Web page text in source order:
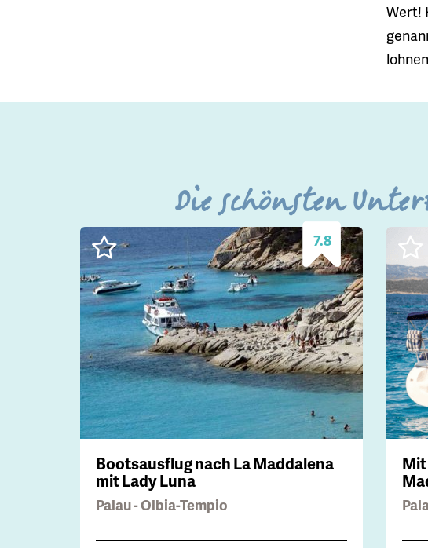
Wert!
Die schönsten
7.8
Bootsausflug nach La Maddalena
mit Lady Luna
Palau - Olbia-Tempio